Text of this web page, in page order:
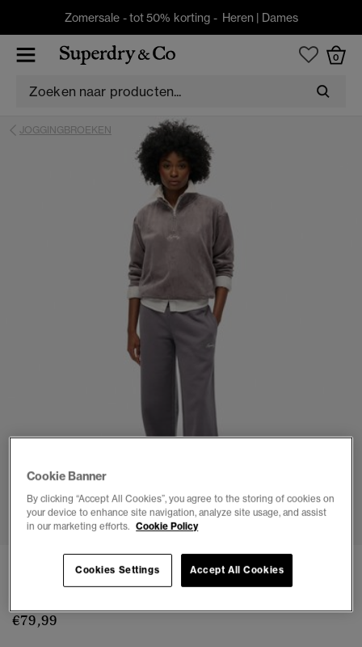
Zomersale - tot 50% korting - Heren | Dames
0
JOGGINGBROEKEN
1 2 3 4 5
Country Club rechte joggingbroek
€79,99
Cookie Banner
By clicking “Accept All Cookies”, you agree to the storing of cookies on
your device to enhance site navigation, analyze site usage, and assist
in our marketing efforts. Cookie Policy
Cookies Settings Accept All Cookies